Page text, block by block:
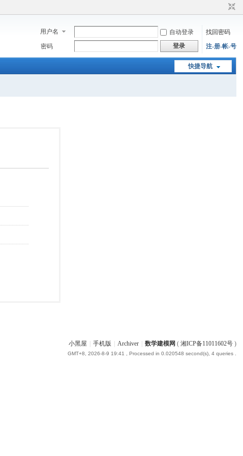
用户名 自动登录
找回密码
密码
登录 注-册-帐-号
快捷导航
小黑屋 手机版 Archiver 数学建模网 ( 湘ICP备11011602号)
GMT+8, 2026-8-9 19:41 , Processed in 0.020548 second(s), 4 queries .